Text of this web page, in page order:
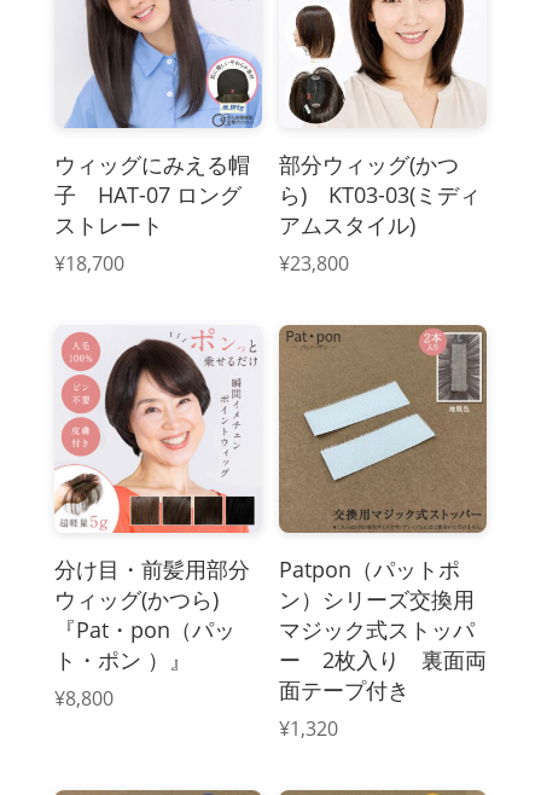
ウィッグにみえる帽
子 HAT-07 ロング
ストレート
¥18,700
部分ウィッグ(かつ
ら) KT03-03(ミディ
アムスタイル)
¥23,800
分け目・前髪用部分
ウィッグ(かつら)
『Pat・pon（パッ
ト・ポン ）』
¥8,800
Patpon（パットポ
ン）シリーズ交換用
マジック式ストッパ
ー 2枚入り 裏面両
面テープ付き
¥1,320